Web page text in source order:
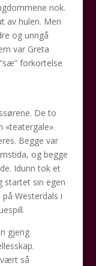
nok.
av hulen. Men
og unngå
var Greta
forkortelse
De to
«teatergale».
Begge var
og begge
Idunn tok et
startet sin egen
Westerdals i
gjeng
så